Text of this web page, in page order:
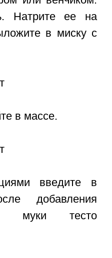
Натрите ее на
в миску с
в массе.
введите в
добавления
муки тесто